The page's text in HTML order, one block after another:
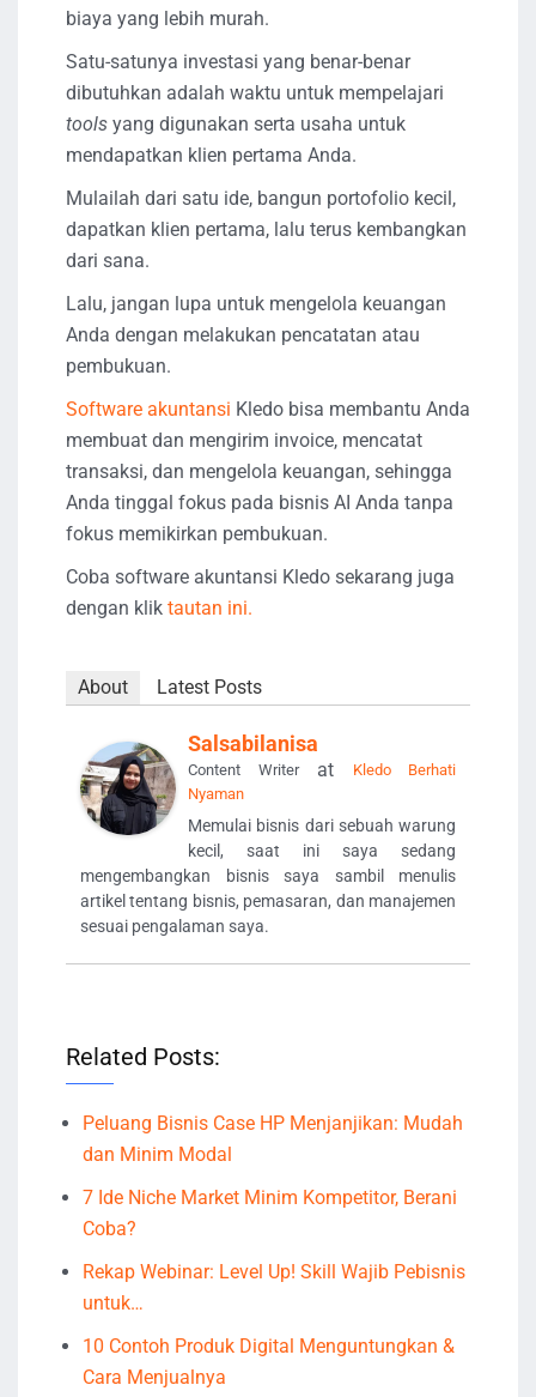
biaya yang lebih murah.
Satu-satunya investasi yang benar-benar
dibutuhkan adalah waktu untuk mempelajari
tools yang digunakan serta usaha untuk
mendapatkan klien pertama Anda.
Mulailah dari satu ide, bangun portofolio kecil,
dapatkan klien pertama, lalu terus kembangkan
dari sana.
Lalu, jangan lupa untuk mengelola keuangan
Anda dengan melakukan pencatatan atau
pembukuan.
Software akuntansi Kledo bisa membantu Anda
membuat dan mengirim invoice, mencatat
transaksi, dan mengelola keuangan, sehingga
Anda tinggal fokus pada bisnis AI Anda tanpa
fokus memikirkan pembukuan.
Coba software akuntansi Kledo sekarang juga
dengan klik tautan ini.
About Latest Posts
Salsabilanisa
Content Writerat
Kledo Berhati
Nyaman
Memulai bisnis dari sebuah warung
kecil, saat ini saya sedang
mengembangkan bisnis saya sambil menulis
artikel tentang bisnis, pemasaran, dan manajemen
sesuai pengalaman saya.
Related Posts:
Peluang Bisnis Case HP Menjanjikan: Mudah
dan Minim Modal
7 Ide Niche Market Minim Kompetitor, Berani
Coba?
Rekap Webinar: Level Up! Skill Wajib Pebisnis
untuk…
10 Contoh Produk Digital Menguntungkan &
Cara Menjualnya